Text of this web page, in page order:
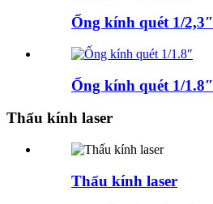
Ống kính quét 1/2,3″
Ống kính quét 1/1.8″
Thấu kính laser
Thấu kính laser